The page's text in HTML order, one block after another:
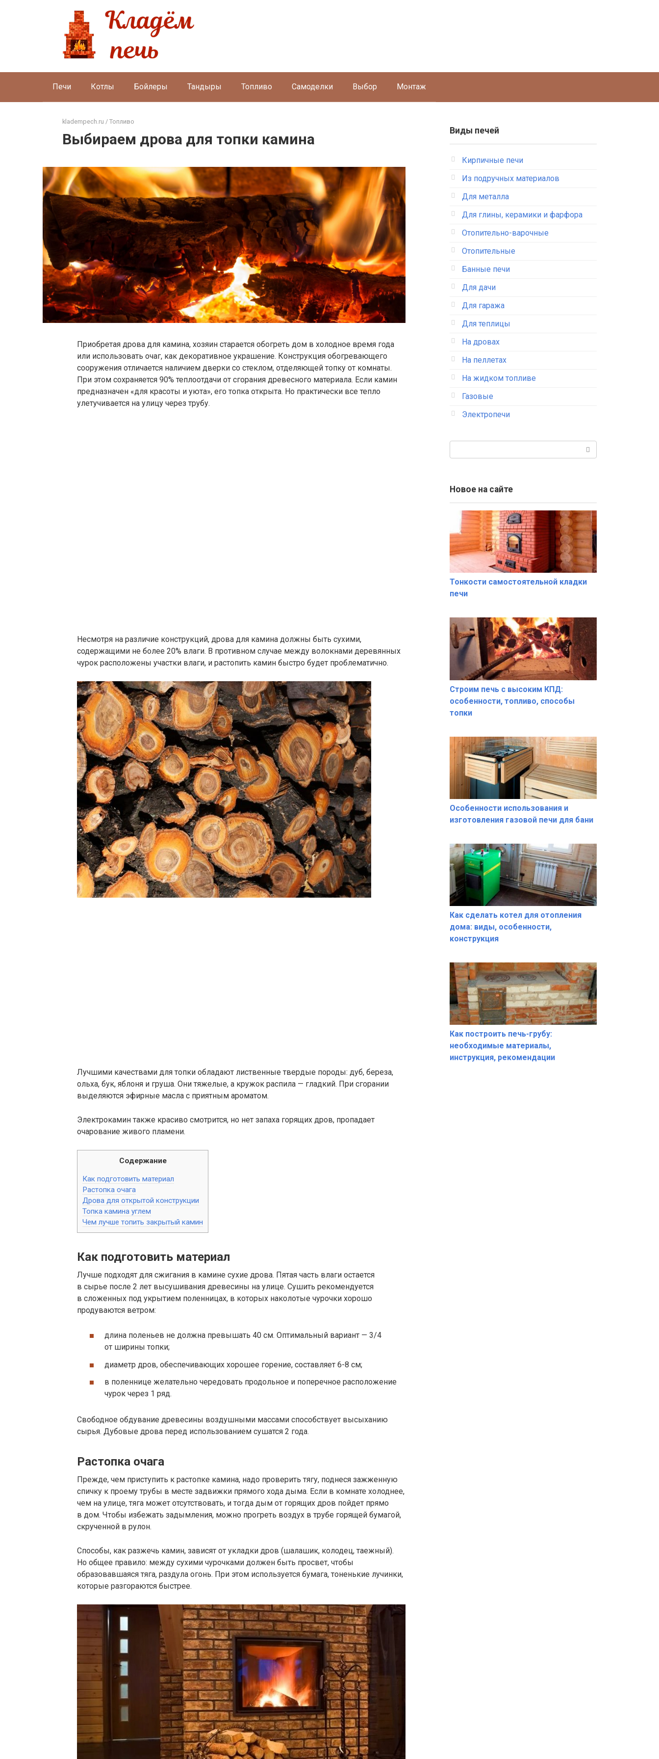
Печи Котлы Бойлеры Тандыры Топливо Самоделки Выбор Монтаж
kladempech.ru / Топливо
Выбираем дрова для топки камина
Приобретая дрова для камина, хозяин старается обогреть дом в холодное время года
или использовать очаг, как декоративное украшение. Конструкция обогревающего
сооружения отличается наличием дверки со стеклом, отделяющей топку от комнаты.
При этом сохраняется 90% теплоотдачи от сгорания древесного материала. Если камин
предназначен «для красоты и уюта», его топка открыта. Но практически все тепло
улетучивается на улицу через трубу.
Несмотря на различие конструкций, дрова для камина должны быть сухими,
содержащими не более 20% влаги. В противном случае между волокнами деревянных
чурок расположены участки влаги, и растопить камин быстро будет проблематично.
Лучшими качествами для топки обладают лиственные твердые породы: дуб, береза,
ольха, бук, яблоня и груша. Они тяжелые, а кружок распила — гладкий. При сгорании
выделяются эфирные масла с приятным ароматом.
Электрокамин также красиво смотрится, но нет запаха горящих дров, пропадает
очарование живого пламени.
Содержание
Как подготовить материал
Растопка очага
Дрова для открытой конструкции
Топка камина углем
Чем лучше топить закрытый камин
Как подготовить материал
Лучше подходят для сжигания в камине сухие дрова. Пятая часть влаги остается
в сырье после 2 лет высушивания древесины на улице. Сушить рекомендуется
в сложенных под укрытием поленницах, в которых наколотые чурочки хорошо
продуваются ветром:
длина поленьев не должна превышать 40 см. Оптимальный вариант — 3/4
от ширины топки;
диаметр дров, обеспечивающих хорошее горение, составляет 6-8 см;
в поленнице желательно чередовать продольное и поперечное расположение
чурок через 1 ряд.
Свободное обдувание древесины воздушными массами способствует высыханию
сырья. Дубовые дрова перед использованием сушатся 2 года.
Растопка очага
Прежде, чем приступить к растопке камина, надо проверить тягу, поднеся зажженную
спичку к проему трубы в месте задвижки прямого хода дыма. Если в комнате холоднее,
чем на улице, тяга может отсутствовать, и тогда дым от горящих дров пойдет прямо
в дом. Чтобы избежать задымления, можно прогреть воздух в трубе горящей бумагой,
скрученной в рулон.
Способы, как разжечь камин, зависят от укладки дров (шалашик, колодец, таежный).
Но общее правило: между сухими чурочками должен быть просвет, чтобы
образовавшаяся тяга, раздула огонь. При этом используется бумага, тоненькие лучинки,
которые разгораются быстрее.
Виды печей
Кирпичные печи
Из подручных материалов
Для металла
Для глины, керамики и фарфора
Отопительно-варочные
Отопительные
Банные печи
Для дачи
Для гаража
Для теплицы
На дровах
На пеллетах
На жидком топливе
Газовые
Электропечи
Новое на сайте
Тонкости самостоятельной кладки
печи
Строим печь с высоким КПД:
особенности, топливо, способы
топки
Особенности использования и
изготовления газовой печи для бани
Как сделать котел для отопления
дома: виды, особенности,
конструкция
Как построить печь-грубу:
необходимые материалы,
инструкция, рекомендации